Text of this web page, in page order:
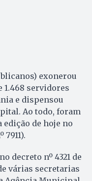
exonerou
1.468 servidores
e dispensou
Ao todo, foram
edição de hoje no
decreto nº 4321 de
várias secretarias